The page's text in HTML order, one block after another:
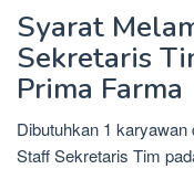
Syarat
Sekretaris
Prima Farma
Dibutuhkan 1
Staff Sekretaris Tim